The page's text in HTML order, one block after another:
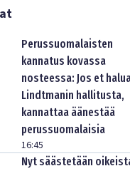
Perussuomalaisten
kannatus kovassa
nosteessa: Jos et
Lindtmanin hallitusta,
kannattaa äänestää
perussuomalaisia
16:45
Nyt säästetään